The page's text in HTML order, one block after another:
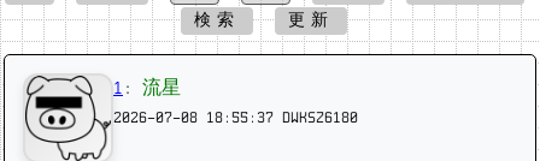
検索
更新
1 : 流星
2026-07-08 18:55:37 DWKSZ6180